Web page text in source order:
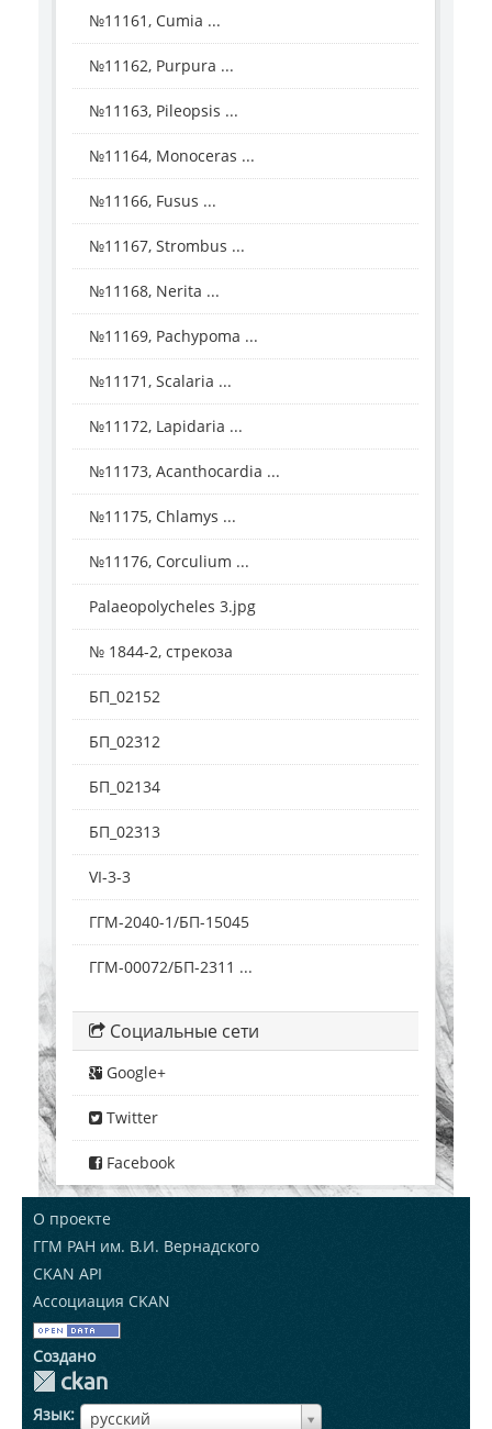
№11161, Cumia ...
№11162, Purpura ...
№11163, Pileopsis ...
№11164, Monoceras ...
№11166, Fusus ...
№11167, Strombus ...
№11168, Nerita ...
№11169, Pachypoma ...
№11171, Scalaria ...
№11172, Lapidaria ...
№11173, Acanthocardia ...
№11175, Chlamys ...
№11176, Corculium ...
Palaeopolycheles 3.jpg
№ 1844-2, стрекоза
БП_02152
БП_02312
БП_02134
БП_02313
VI-3-3
ГГМ-2040-1/БП-15045
ГГМ-00072/БП-2311 ...
Социальные сети
Google+
Twitter
Facebook
О проекте
ГГМ РАН им. В.И. Вернадского
CKAN API
Ассоциация CKAN
Создано
Язык русский
ЯзыкЯзык